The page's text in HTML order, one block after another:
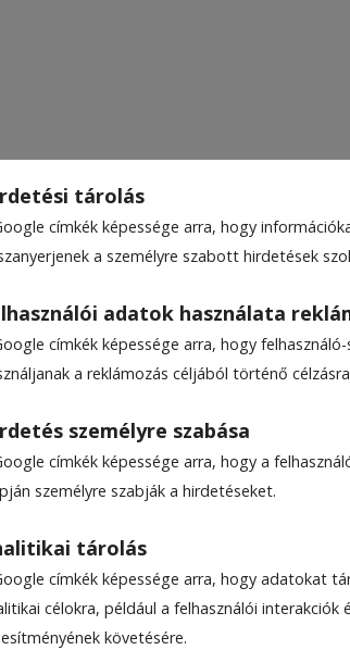
tárolás
címkék képessége arra, hogy
a személyre szabott hirdetések
adatok használata
címkék képessége arra, hogy
a reklámozás céljából történő
személyre szabása
címkék képessége arra, hogy a
személyre szabják a hirdetéseket.
tárolás
címkék képessége arra, hogy adatokat
célokra, például a felhasználói interakciók
követésére.
emléknapja